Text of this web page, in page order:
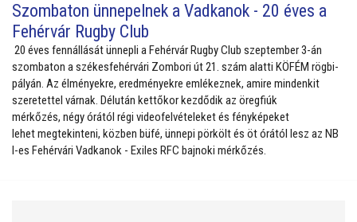
Szombaton ünnepelnek a Vadkanok - 20 éves a
Fehérvár Rugby Club
20 éves fennállását ünnepli a Fehérvár Rugby Club szeptember 3-án
szombaton a székesfehérvári Zombori út 21. szám alatti KÖFÉM rögbi-
pályán. Az élményekre, eredményekre emlékeznek, amire mindenkit
szeretettel várnak. Délután kettőkor kezdődik az öregfiúk
mérkőzés, négy órától régi videofelvételeket és fényképeket
lehet megtekinteni, közben büfé, ünnepi pörkölt és öt órától lesz az NB
I-es Fehérvári Vadkanok - Exiles RFC bajnoki mérkőzés.